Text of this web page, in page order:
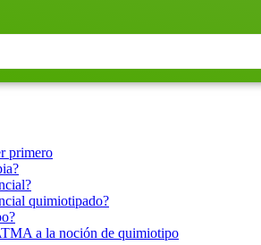
primero
quimiotipado?
a la noción de quimiotipo